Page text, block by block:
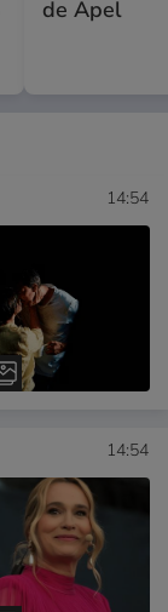
de Apel
14:54
14:54